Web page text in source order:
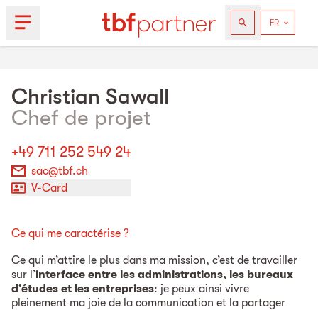
Christian Sawall
Chef de projet
+49 711 252 549 24
sac@tbf.ch
V-Card
Ce qui me caractérise ?
Ce qui m’attire le plus dans ma mission, c’est de travailler
sur l’interface entre les administrations, les bureaux
d’études et les entreprises: je peux ainsi vivre
pleinement ma joie de la communication et la partager